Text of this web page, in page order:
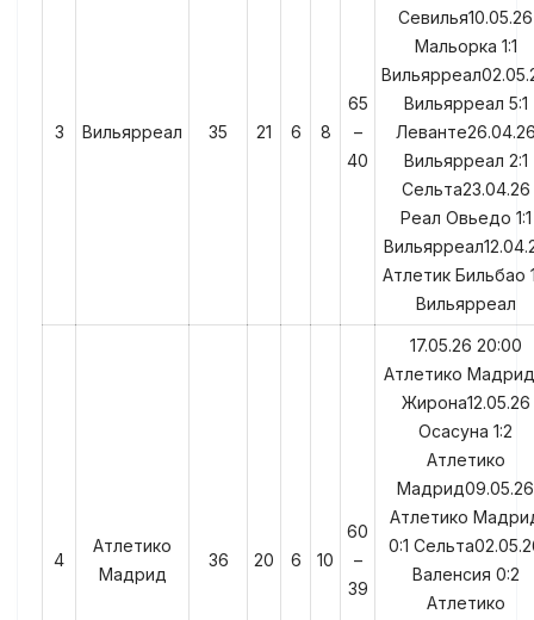
3 Вильярреал 35 21 6 8
65
–
40
Севилья10.05.26
Мальорка 1:1
Вильярреал 5:1
Вильярреал 2:1
Сельта23.04.26
Реал Овьедо 1:1
Атлетик Бильбао
Вильярреал
4
Атлетико
Мадрид
36 20 6 10
60
–
39
17.05.26 20:00
Атлетико
Жирона12.05.26
Осасуна 1:2
Атлетико
Мадрид09.05.26
Атлетико
0:1
Валенсия 0:2
Атлетико